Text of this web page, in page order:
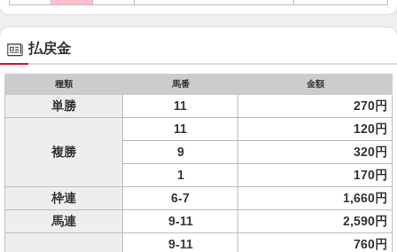
払戻金
種類 馬番 金額
単勝 11 270円
複勝
11
120円
9
320円
1
170円
枠連
6-7
1,660円
馬連
9-11 2,590円
9-11
760円